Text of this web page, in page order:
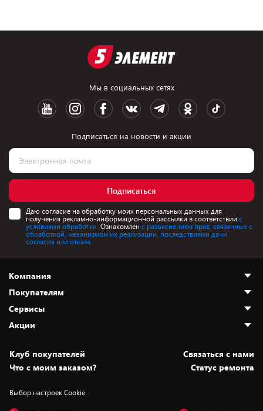
Мы в социальных сетях
Подписаться на новости и акции
Подписаться
Даю согласие на обработку моих персональных данных для
получения рекламно-информационной рассылки в соответствии с
условиями обработки. Ознакомлен с разъяснением прав, связанных с
обработкой, механизмом их реализации, последствиями дачи
согласия или отказа.
Компания
О нас
Адреса магазинов
Новости
Статьи и обзоры
Вакансии
Дай пять добру!
Покупателям
Как сделать заказ
Оплата и доставка
Безналичный расчёт
Обмен и возврат товара
Обработка персональных данных
Сервисы
Установка техники
Для игровых консолей
Для мобильных устройств
Акции
Скидки и промокоды
Белорусские товары
Бонусы
Клуб покупателей
Cвязаться с нами
Что с моим заказом?
Статус ремонта
Выбор настроек Cookie